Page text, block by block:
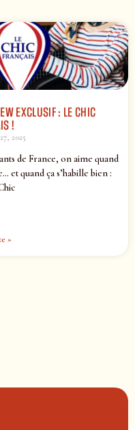
EXCLUSIF : LE CHIC
!
2025
de France, on aime quand
et quand ça s’habille bien :
»